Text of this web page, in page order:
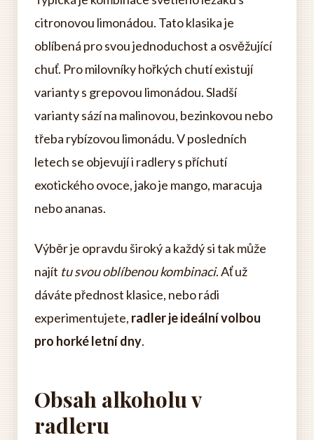
citronovou limonádou. Tato klasika je
oblíbená pro svou jednoduchost a osvěžující
chuť. Pro milovníky hořkých chutí existují
varianty s grepovou limonádou. Sladší
varianty sází na malinovou, bezinkovou nebo
třeba rybízovou limonádu. V posledních
letech se objevují i radlery s příchutí
exotického ovoce, jako je mango, maracuja
nebo ananas.
Výběr je opravdu široký a každý si tak může
najít tu svou oblíbenou kombinaci. Ať už
dáváte přednost klasice, nebo rádi
experimentujete, radler je ideální volbou
pro horké letní dny.
Obsah alkoholu v
radleru